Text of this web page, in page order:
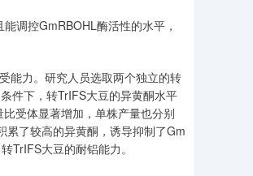
调控GmRBOHL酶活性的水平，
能力。研究人员选取两个独立的转
件下，转TrIFS大豆的异黄酮水平
受体显著增加，单株产量也分别
累了较高的异黄酮，诱导抑制了Gm
TrIFS大豆的耐铝能力。